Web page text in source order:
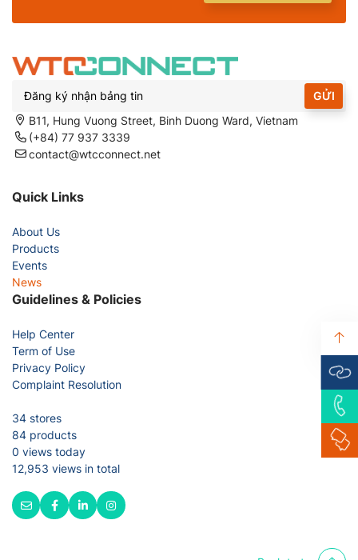
GỬI
B11, Hung Vuong Street, Binh Duong Ward, Vietnam
(+84) 77 937 3339
contact@wtcconnect.net
Quick Links
About Us
Products
Events
News
Guidelines & Policies
Help Center
Term of Use
Privacy Policy
Complaint Resolution
34 stores
84 products
0 views today
12,953 views in total